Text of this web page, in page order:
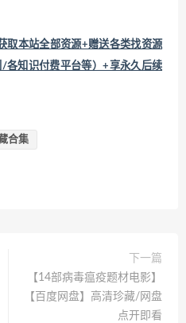
取本站全部资源+赠送各类找资源
知识付费平台等）+享永久后续
合集
下一篇
【14部病毒瘟疫题材电影】
【百度网盘】高清珍藏/网盘
点开即看